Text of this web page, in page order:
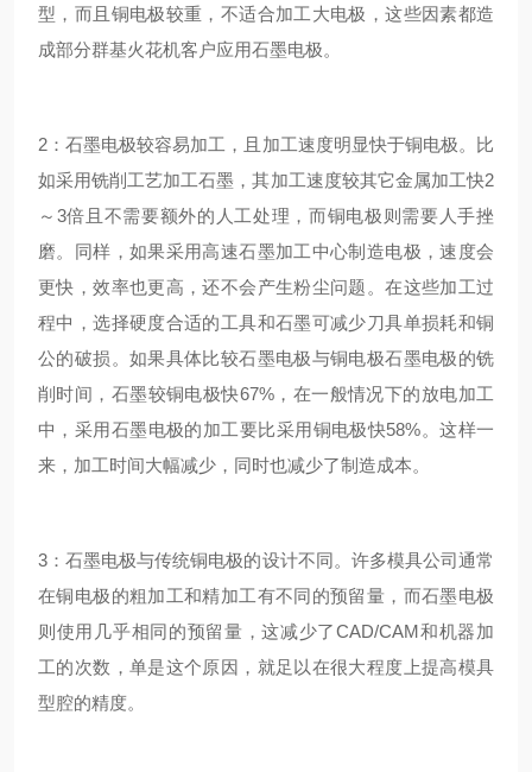
型，而且铜电极较重，不适合加工大电极，这些因素都造
成部分群基火花机客户应用石墨电极。
2：石墨电极较容易加工，且加工速度明显快于铜电极。比
如采用铣削工艺加工石墨，其加工速度较其它金属加工快2
～3倍且不需要额外的人工处理，而铜电极则需要人手挫
磨。同样，如果采用高速石墨加工中心制造电极，速度会
更快，效率也更高，还不会产生粉尘问题。在这些加工过
程中，选择硬度合适的工具和石墨可减少刀具单损耗和铜
公的破损。如果具体比较石墨电极与铜电极石墨电极的铣
削时间，石墨较铜电极快67%，在一般情况下的放电加工
中，采用石墨电极的加工要比采用铜电极快58%。这样一
来，加工时间大幅减少，同时也减少了制造成本。
3：石墨电极与传统铜电极的设计不同。许多模具公司通常
在铜电极的粗加工和精加工有不同的预留量，而石墨电极
则使用几乎相同的预留量，这减少了CAD/CAM和机器加
工的次数，单是这个原因，就足以在很大程度上提高模具
型腔的精度。